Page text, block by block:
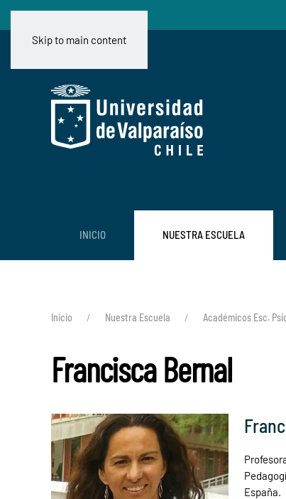
Skip to main content
INICIO NUESTRA ESCUELA
Inicio Nuestra Escuela Académicos Esc.
Francisca Bernal
España.